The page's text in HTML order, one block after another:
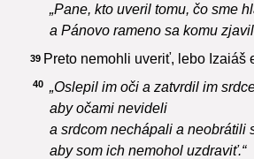
„Pane, kto uveril tomu, čo sme
a Pánovo rameno sa komu
39 Preto nemohli uveriť, lebo Izaiáš
40
„Oslepil im oči a zatvrdil im
aby očami nevideli
a srdcom nechápali a neobrátili
aby som ich nemohol uzdraviť.“